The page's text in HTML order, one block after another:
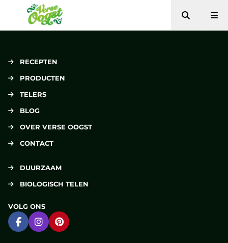
Verse Oogst
Zoeken
RECEPTEN
PRODUCTEN
TELERS
BLOG
OVER VERSE OOGST
CONTACT
DUURZAAM
BIOLOGISCH TELEN
VOLG ONS
Ga naar Facebook
Ga naar Instagram
Ga naar Pinterest